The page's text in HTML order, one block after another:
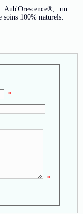
un
soins 100% naturels.
*
*